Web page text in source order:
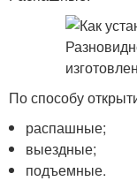
По способу
распашные;
выездные;
подъемные.